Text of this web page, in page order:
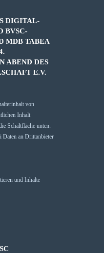
DIGITAL-
BVSC-
MDB TABEA
DES D
E.V.
von
Inhalt
Schaltfläche unten.
Daten an Drittanbieter
und Inhalte